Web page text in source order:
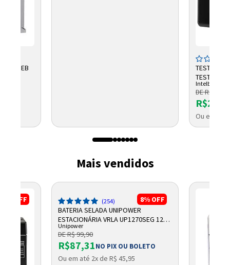
45AH EB
TESTADOR
TESTER
Intelbras
DE R$
Ou em até
Mais vendidos
OFF 8% OFF
(254)
BATERIA SELADA UNIPOWER
ESTACIONÁRIA VRLA UP1270SEG 12V
7AH F187
Unipower
DE R$ 99,90
R$87,31NO PIX OU BOLETO
Ou em até 2x de R$ 45,95